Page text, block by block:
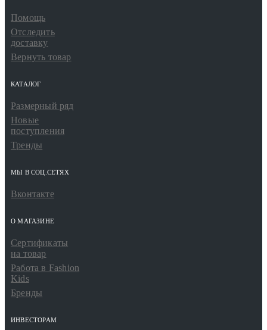
Помощь
Отследить
доставку
Вернуть товар
КАТАЛОГ
Размерный ряд
Новые
поступления
Тренды
МЫ В СОЦ.СЕТЯХ
Вконтакте
О МАГАЗИНЕ
Сертификаты
на товар
Работа в Fashion
Kids
Бренды
ИНВЕСТОРАМ